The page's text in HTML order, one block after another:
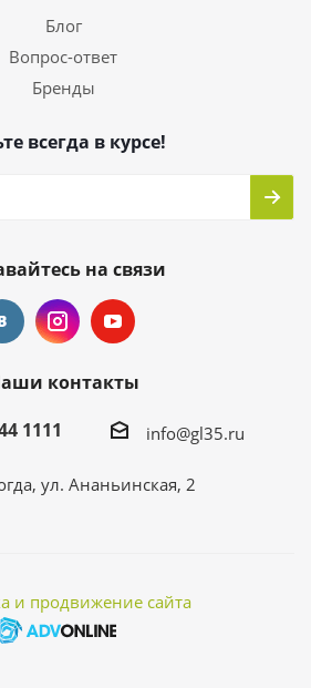
Блог
Вопрос-ответ
Бренды
всегда в курсе!
на связи
контакты
1111
info@gl35.ru
ул. Ананьинская, 2
и продвижение сайта